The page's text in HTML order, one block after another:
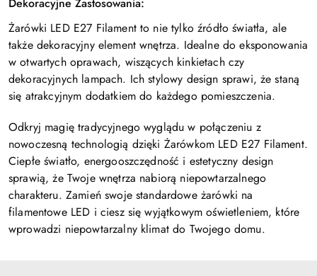
Dekoracyjne Zastosowania:
Żarówki LED E27 Filament to nie tylko źródło światła, ale
także dekoracyjny element wnętrza. Idealne do eksponowania
w otwartych oprawach, wiszących kinkietach czy
dekoracyjnych lampach. Ich stylowy design sprawi, że staną
się atrakcyjnym dodatkiem do każdego pomieszczenia.
Odkryj magię tradycyjnego wyglądu w połączeniu z
nowoczesną technologią dzięki Żarówkom LED E27 Filament.
Ciepłe światło, energooszczędność i estetyczny design
sprawią, że Twoje wnętrza nabiorą niepowtarzalnego
charakteru. Zamień swoje standardowe żarówki na
filamentowe LED i ciesz się wyjątkowym oświetleniem, które
wprowadzi niepowtarzalny klimat do Twojego domu.